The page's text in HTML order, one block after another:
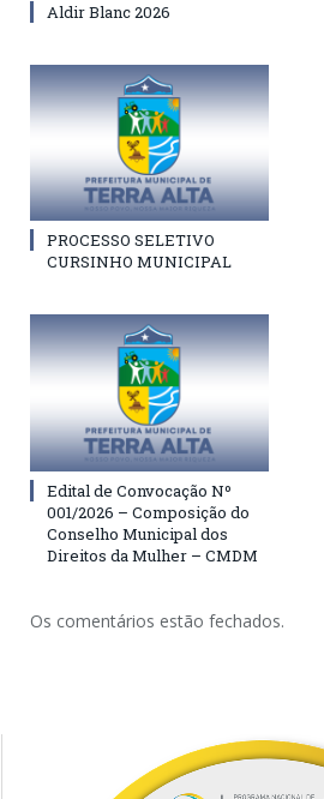
Aldir Blanc 2026
PROCESSO SELETIVO
CURSINHO MUNICIPAL
Edital de Convocação Nº
001/2026 – Composição do
Conselho Municipal dos
Direitos da Mulher – CMDM
Os comentários estão fechados.